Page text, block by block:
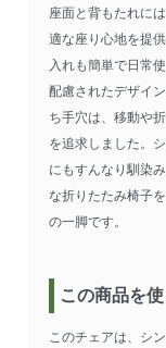
座面と背もたれに
適な座り心地を提
入れも簡単で日常
配慮されたデザイ
ち手穴は、移動や
を追求しました。
にもすんなり馴染
な折りたたみ椅子
の一脚です。
この商品を
このチェアは、シ